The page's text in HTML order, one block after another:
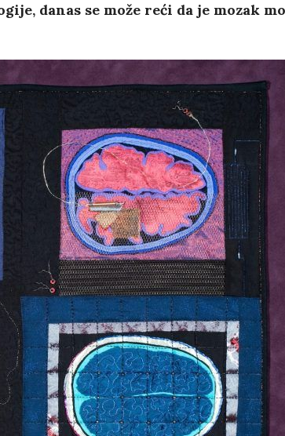
danas se može reći da je mozak